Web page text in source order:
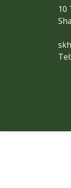
10